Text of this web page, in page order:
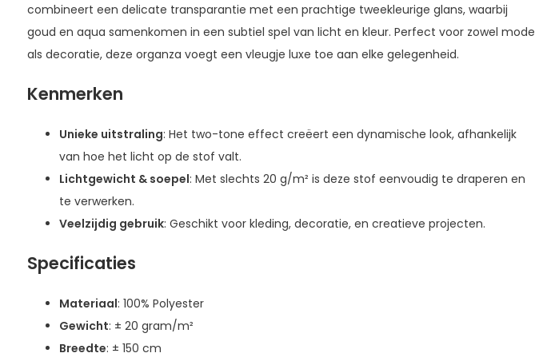
combineert een delicate transparantie met een prachtige tweekleurige glans, waarbij
goud en aqua samenkomen in een subtiel spel van licht en kleur. Perfect voor zowel mode
als decoratie, deze organza voegt een vleugje luxe toe aan elke gelegenheid.
Kenmerken
Unieke uitstraling: Het two-tone effect creëert een dynamische look, afhankelijk
van hoe het licht op de stof valt.
Lichtgewicht & soepel: Met slechts 20 g/m² is deze stof eenvoudig te draperen en
te verwerken.
Veelzijdig gebruik: Geschikt voor kleding, decoratie, en creatieve projecten.
Specificaties
Materiaal: 100% Polyester
Gewicht: ± 20 gram/m²
Breedte: ± 150 cm